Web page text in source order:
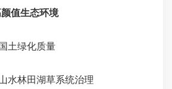
值生态环境
土绿化质量
水林田湖草系统治理